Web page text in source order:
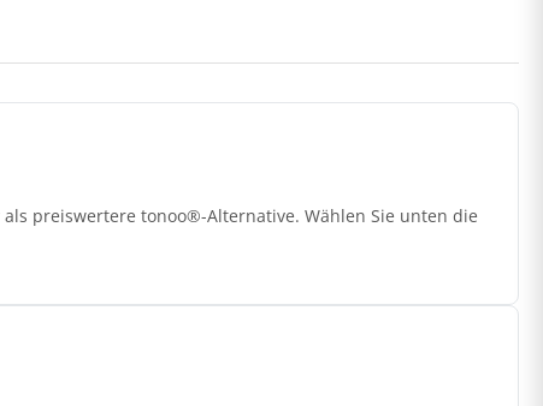
preiswertere tonoo®-Alternative. Wählen Sie unten die